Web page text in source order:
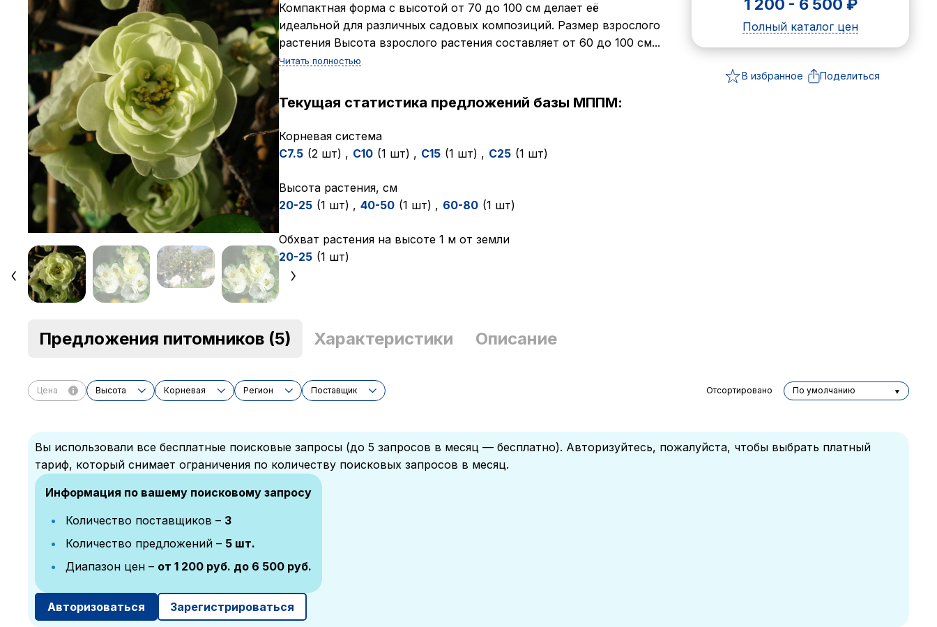
Компактная форма с высотой от 70 до 100 см делает её
идеальной для различных садовых композиций. Размер взрослого
растения Высота взрослого растения составляет от 60 до 100 см...
Читать полностью
1 200 - 6 500 ₽
Полный каталог цен
В избранное Поделиться
Текущая статистика предложений базы МППМ:
Корневая система
C7.5 (2 шт) , C10 (1 шт) , C15 (1 шт) , C25 (1 шт)
Высота растения, см
20-25 (1 шт) , 40-50 (1 шт) , 60-80 (1 шт)
Обхват растения на высоте 1 м от земли
20-25 (1 шт)
Предложения питомников (5) Характеристики Описание
Цена Высота Корневая Регион Поставщик Отсортировано По умолчанию
Вы использовали все бесплатные поисковые запросы (до 5 запросов в месяц — бесплатно). Авторизуйтесь, пожалуйста, чтобы выбрать платный
тариф, который снимает ограничения по количеству поисковых запросов в месяц.
Информация по вашему поисковому запросу
Количество поставщиков – 3
Количество предложений – 5 шт.
Диапазон цен – от 1 200 руб. до 6 500 руб.
Авторизоваться Зарегистрироваться